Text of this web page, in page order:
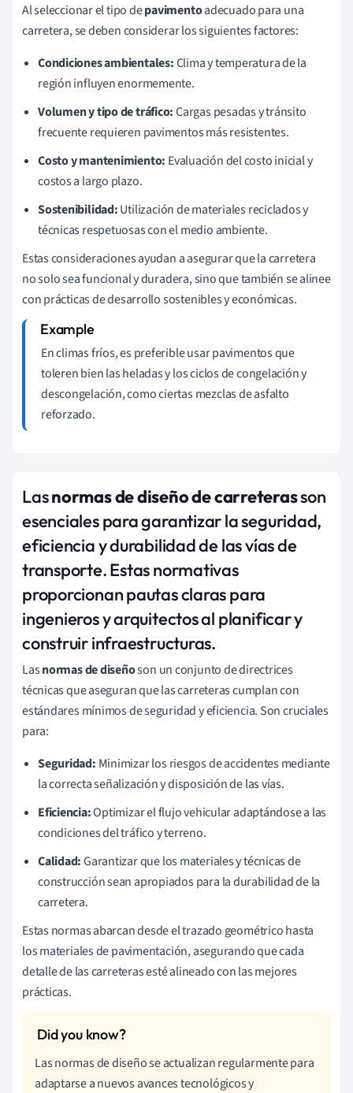
Al seleccionar el tipo depavimentoadecuado para una
carretera, se deben considerar los siguientes factores:
Condiciones ambientales:Clima y temperatura de la
región influyen enormemente.
Volumen y tipo de tráfico:Cargas pesadas y tránsito
frecuente requieren pavimentos más resistentes.
Costo y mantenimiento: Evaluación del costo inicial y
costos a largo plazo.
Sostenibilidad:Utilización de materiales reciclados y
técnicas respetuosas con el medio ambiente.
Estas consideraciones ayudan a asegurar que la carretera
no solo sea funcional y duradera, sino que también se alinee
con prácticas de desarrollo sostenibles y económicas.
En climas fríos, es preferible usar pavimentos que
toleren bien las heladas y los ciclos de congelación y
descongelación, como ciertas mezclas de asfalto
reforzado.
Lasnormas de diseño de carreterasson
esenciales para garantizar la seguridad,
eficiencia y durabilidad de las vías de
transporte. Estas normativas
proporcionan pautas claras para
ingenieros y arquitectos al planificar y
construir infraestructuras.
Lasnormas de diseñoson un conjunto de directrices
técnicas que aseguran que las carreteras cumplan con
estándares mínimos de seguridad y eficiencia. Son cruciales
para:
Seguridad: Minimizar los riesgos de accidentes mediante
la correcta señalización y disposición de las vías.
Eficiencia:Optimizar el flujo vehicular adaptándose a las
condiciones del tráfico y terreno.
Calidad:Garantizar que los materiales y técnicas de
construcción sean apropiados para la durabilidad de la
carretera.
Estas normas abarcan desde el trazado geométrico hasta
los materiales de pavimentación, asegurando que cada
detalle de las carreteras esté alineado con las mejores
prácticas.
Las normas de diseño se actualizan regularmente para
adaptarse a nuevos avances tecnológicos y